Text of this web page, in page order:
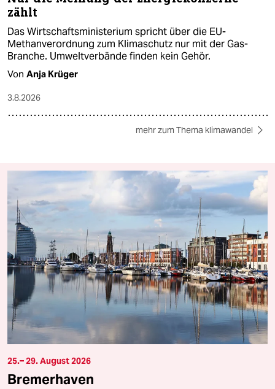
zählt
Das Wirtschaftsministerium spricht über die EU-
Methanverordnung zum Klimaschutz nur mit der Gas-
Branche. Umweltverbände finden kein Gehör.
Von Anja Krüger
3.8.2026
mehr zum Thema klimawandel
25.– 29. August 2026
Bremerhaven